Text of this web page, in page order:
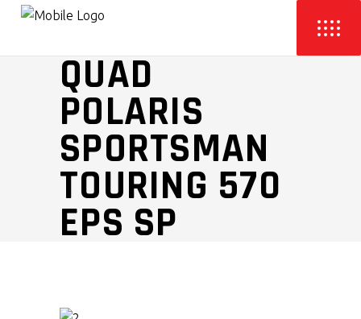
QUAD
POLARIS
SPORTSMAN
TOURING 570
EPS SP